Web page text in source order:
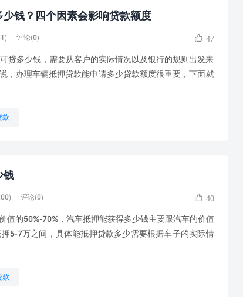
钱？四个因素会影响贷款额度
评论(0) 47
多少钱，需要从客户的实际情况以及银行的规则出发来
，办理车辆抵押贷款能申请多少贷款额度很重要，下面就
款
钱
评论(0) 40
的50%-70%，汽车抵押能获得多少钱主要跟汽车的价值
5-7万之间，具体能抵押贷款多少需要根据车子的实际情
款